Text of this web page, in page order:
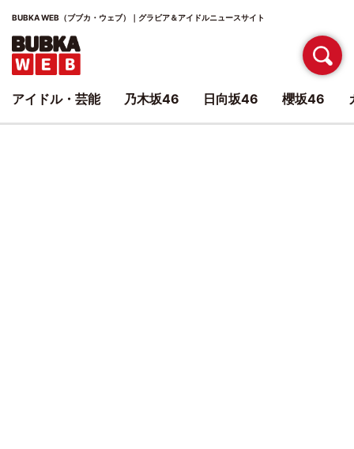
BUBKA WEB（ブブカ・ウェブ）｜グラビア＆アイドルニュースサイト
アイドル・芸能 乃木坂46 日向坂46 櫻坂46